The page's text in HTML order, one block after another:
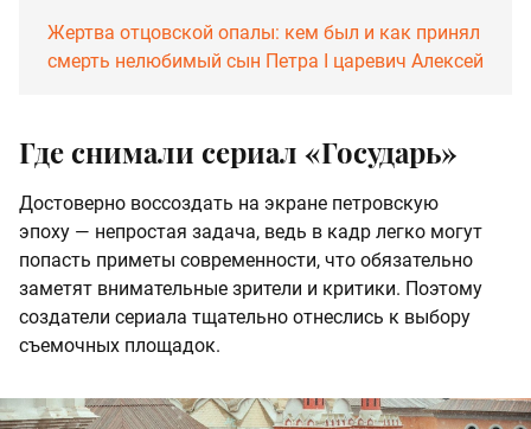
Жертва отцовской опалы: кем был и как принял
смерть нелюбимый сын Петра I царевич Алексей
Где снимали сериал «Государь»
Достоверно воссоздать на экране петровскую
эпоху — непростая задача, ведь в кадр легко могут
попасть приметы современности, что обязательно
заметят внимательные зрители и критики. Поэтому
создатели сериала тщательно отнеслись к выбору
съемочных площадок.